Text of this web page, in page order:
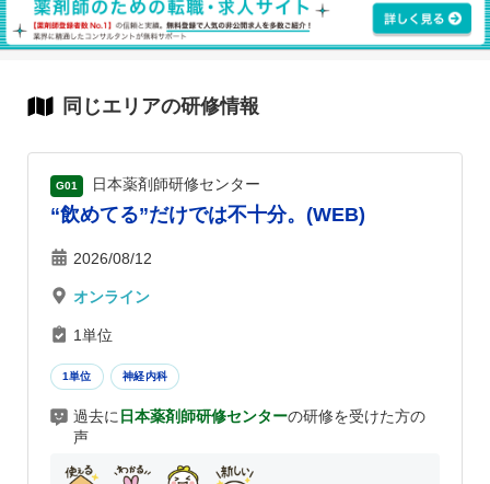
療を届ける道筋を考えます。なお、本講演では演者が実践し
ている生成AIの使い方やプロンプト集も紹介し、日常診療に
臨床実践を拡張する新たなツールとしての可能性についても
同じエリアの研修情報
G01 日本薬剤師研修センター
“飲めてる”だけでは不十分。(WEB)
2026/08/12
オンライン
1単位
1単位 神経内科
過去に 日本薬剤師研修センターの研修を受けた方の
声